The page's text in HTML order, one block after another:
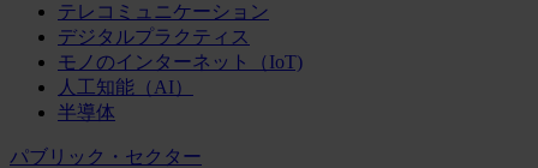
テレコミュニケーション
デジタルプラクティス
モノのインターネット（IoT)
人工知能（AI）
半導体
パブリック・セクター